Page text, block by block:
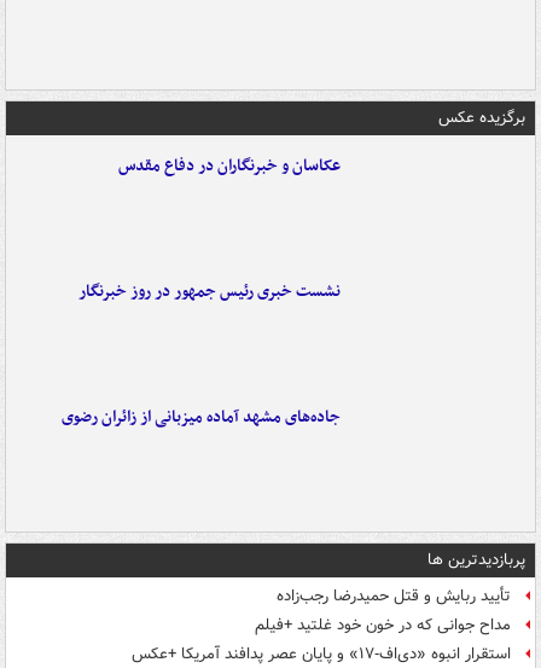
برگزیده عکس
عکاسان و خبرنگاران در دفاع مقدس
نشست خبری رئیس جمهور در روز خبرنگار
جاده‌های مشهد آماده میزبانی از زائران رضوی
پربازدیدترین ها
تأیید ربایش و قتل حمیدرضا رجب‌زاده
مداح جوانی که در خون خود غلتید +فیلم
استقرار انبوه «دی‌اف‑۱۷» و پایان عصر پدافند آمریکا +عکس